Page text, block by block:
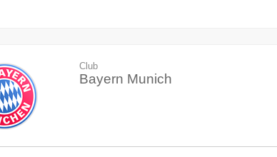
Club
Bayern Munich